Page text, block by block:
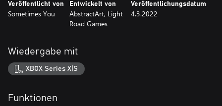
Veröffentlicht von
Sometimes You
Entwickelt von
AbstractArt, Light
Road Games
Veröffentlichungsdatum
4.3.2022
Wiedergabe mit
XBOX Series X|S
Funktionen